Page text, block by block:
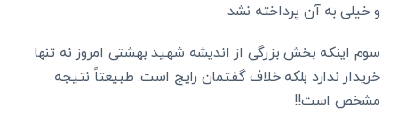
و خیلی به آن پرداخته نشد
سوم اینکه بخش بزرگی از اندیشه شهید بهشتی امروز نه تنها
خریدار ندارد بلکه خلاف گفتمان رایج است. طبیعتاً نتیجه
مشخص است!!